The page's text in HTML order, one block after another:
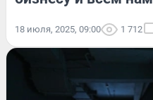
18 июля, 2025, 09:00 1 712